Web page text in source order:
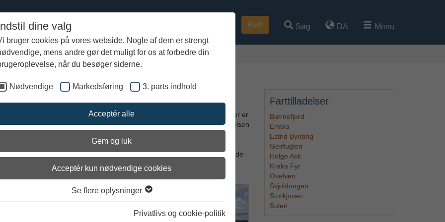
dine valg
bruger cookies på vores webside. Nogle af dem er strengt
mens andre gør det muligt for os at forbedre din
når du besøger siderne.
Nødvendige Markedsføring 3. parts indhold
Acceptér alle
Gem og luk
Acceptér kun nødvendige cookies
Se flere oplysninger
Privatlivs og cookie-politik
Køb Søg DA Menu
om bord
ombord
træde ombord på Vikingeskibsmuseets fartøjer. Vi har gjort alt, hvad der er
for, at sejladserne foregår sikkerhedsmæssigt fuldt forsvarligt, så oplevelsen
ved at sejle bliver optimal for dig som passager.
kan du læse de væsentligste regler for alle sejladser med passagerer i både
bådsamling.
Farttilladelser
Bjørnefjord
Embla
Estrid Byrding
Geirfuglen
Helge Ask
Kraka Fyr
Oselven
Skjoldungen
Storkjoven
Sulen